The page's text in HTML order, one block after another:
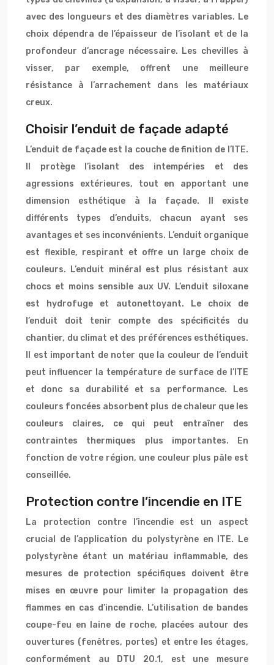
avec des longueurs et des diamètres variables. Le
choix dépendra de l’épaisseur de l’isolant et de la
profondeur d’ancrage nécessaire. Les chevilles à
visser, par exemple, offrent une meilleure
résistance à l’arrachement dans les matériaux
creux.
Choisir l’enduit de façade adapté
L’enduit de façade est la couche de finition de l’ITE.
Il protège l’isolant des intempéries et des
agressions extérieures, tout en apportant une
dimension esthétique à la façade. Il existe
différents types d’enduits, chacun ayant ses
avantages et ses inconvénients. L’enduit organique
est flexible, respirant et offre un large choix de
couleurs. L’enduit minéral est plus résistant aux
chocs et moins sensible aux UV. L’enduit siloxane
est hydrofuge et autonettoyant. Le choix de
l’enduit doit tenir compte des spécificités du
chantier, du climat et des préférences esthétiques.
Il est important de noter que la couleur de l’enduit
peut influencer la température de surface de l’ITE
et donc sa durabilité et sa performance. Les
couleurs foncées absorbent plus de chaleur que les
couleurs claires, ce qui peut entraîner des
contraintes thermiques plus importantes. En
fonction de votre région, une couleur plus pâle est
conseillée.
Protection contre l’incendie en ITE
La protection contre l’incendie est un aspect
crucial de l’application du polystyrène en ITE. Le
polystyrène étant un matériau inflammable, des
mesures de protection spécifiques doivent être
mises en œuvre pour limiter la propagation des
flammes en cas d’incendie. L’utilisation de bandes
coupe-feu en laine de roche, placées autour des
ouvertures (fenêtres, portes) et entre les étages,
conformément au DTU 20.1, est une mesure